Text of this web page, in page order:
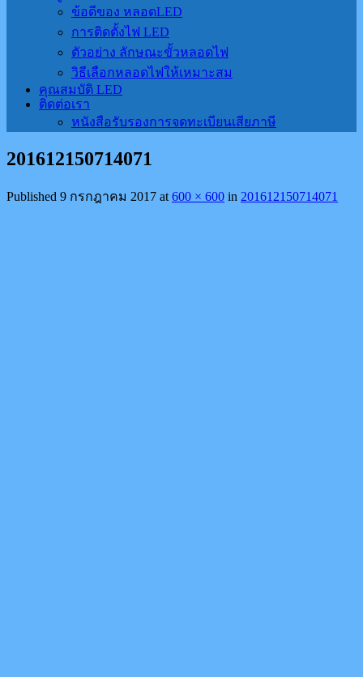
ข้อดีของ หลอดLED
การติดตั้งไฟ LED
ตัวอย่าง ลักษณะขั้วหลอดไฟ
วิธีเลือกหลอดไฟให้เหมาะสม
คุณสมบัติ LED
ติดต่อเรา
หนังสือรับรองการจดทะเบียนเสียภาษี
201612150714071
Published 9 กรกฎาคม 2017 at 600 × 600 in 201612150714071